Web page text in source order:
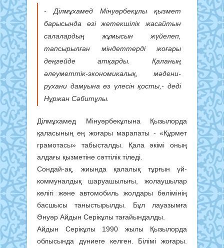
- Ділмұхамед Мінуәрбекұлы қызмет
барысында өзі жетекшілік жасайтын
салалардың жұмысын жүйелеп,
тапсырылған міндеттерді жоғары
деңгейде атқарды. Қаланың
әлеуметтік-экономикалық, мәдени-
рухани дамуына өз үлесін қосты,- деді
Нұржан Сәбитұлы.
Ділмұхамед Мінуәрбекұлына Қызылорда
қаласының ең жоғары марапаты - «Құрмет
грамотасы» табысталды. Қала әкімі оның
алдағы қызметіне сәттілік тіледі.
Сондай-ақ, жиында қалалық тұрғын үй-
коммуналдық шаруашылығы, жолаушылар
көлігі және автомобиль жолдары бөлімінің
басшысы таныстырылды. Бұл лауазымға
Әнуәр Айдын Серікұлы тағайындалды.
Айдын Серікұлы 1990 жылы Қызылорда
облысында дүниеге келген. Білімі жоғары.